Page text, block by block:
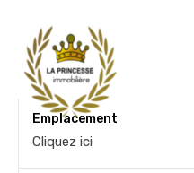
Emplacement
Cliquez ici